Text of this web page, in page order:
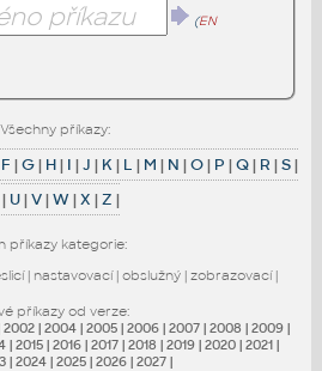
(EN
Všechny příkazy:
F |G| H| I |J | K| L | M | N |O| P |Q| R |S|
| U|V|W|X |Z |
příkazy kategorie:
| nastavovací| obslužný| zobrazovací|
příkazy od verze:
2002 | 2004 | 2005 | 2006 | 2007 | 2008 | 2009 |
| 2015 | 2016 | 2017 | 2018 | 2019 | 2020 | 2021 |
| 2024 | 2025 | 2026 | 2027 |